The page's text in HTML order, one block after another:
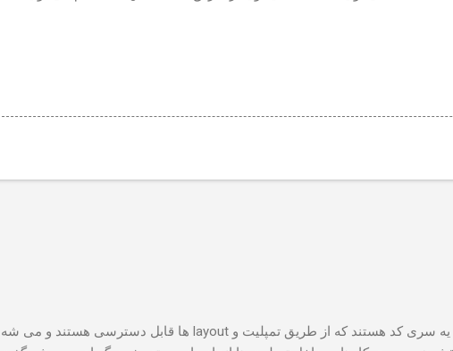
یه توضیح کوچولو View helper ها به زبون خودم، یه سری کد هستند که از طریق تمپلیت و layout ها قابل دسترسی هستند و می شه